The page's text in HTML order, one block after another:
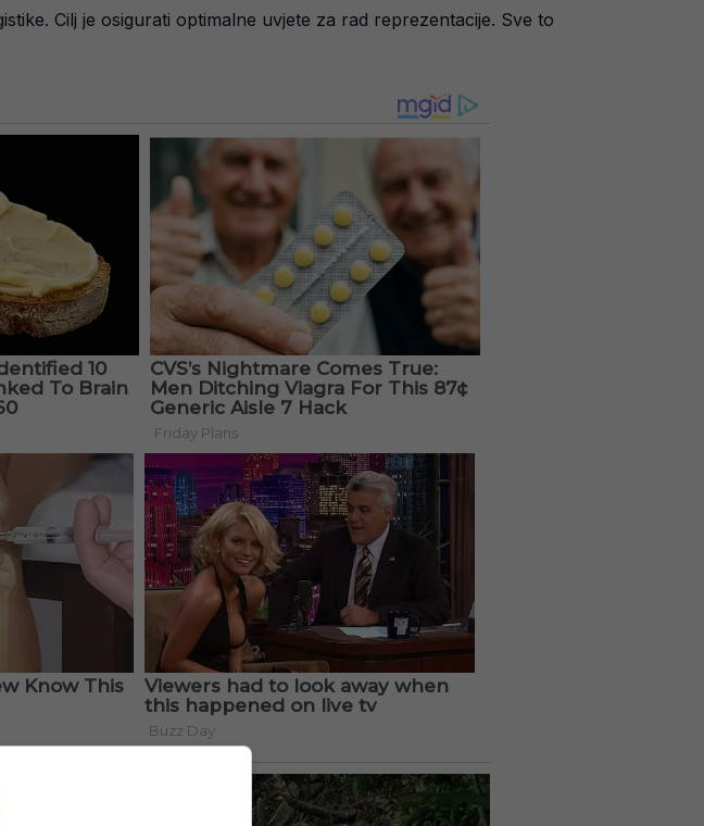
Cilj je osigurati optimalne uvjete za rad reprezentacije. Sve to